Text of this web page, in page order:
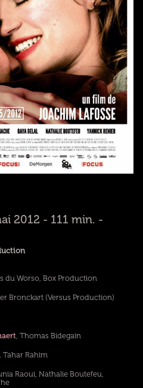
2012 - 111 min. -
du Worso, Box Production
Bronckart (Versus Production)
, Thomas Bidegain
Tahar Rahim
Raoui, Nathalie Boutefeu,